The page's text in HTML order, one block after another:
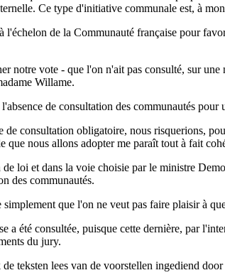
Ce type d'initiative communale est, à
de la Communauté française pour
notre vote - que l'on n'ait pas consulté, sur
Willame.
de consultation des communautés
consultation obligatoire, nous risquerions,
que nous allons adopter me paraît tout à fait
loi et dans la voie choisie par le ministre
des communautés.
simplement que l'on ne veut pas faire plaisir à
a été consultée, puisque cette dernière, par
du jury.
de teksten lees van de voorstellen ingediend